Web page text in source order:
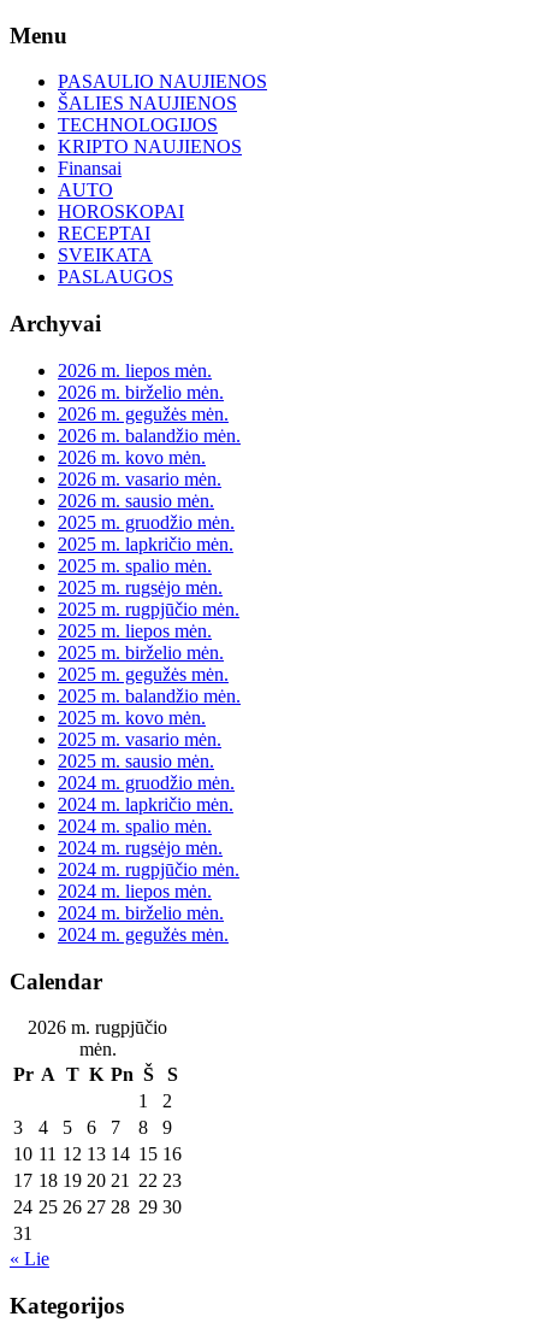
Skip
content
Menu
PASAULIO NAUJIENOS
ŠALIES NAUJIENOS
TECHNOLOGIJOS
KRIPTO NAUJIENOS
Finansai
AUTO
HOROSKOPAI
RECEPTAI
SVEIKATA
PASLAUGOS
Archyvai
2026 m. liepos mėn.
2026 m. birželio mėn.
2026 m. gegužės mėn.
2026 m. balandžio mėn.
2026 m. kovo mėn.
2026 m. vasario mėn.
2026 m. sausio mėn.
2025 m. gruodžio mėn.
2025 m. lapkričio mėn.
2025 m. spalio mėn.
2025 m. rugsėjo mėn.
2025 m. rugpjūčio mėn.
2025 m. liepos mėn.
2025 m. birželio mėn.
2025 m. gegužės mėn.
2025 m. balandžio mėn.
2025 m. kovo mėn.
2025 m. vasario mėn.
2025 m. sausio mėn.
2024 m. gruodžio mėn.
2024 m. lapkričio mėn.
2024 m. spalio mėn.
2024 m. rugsėjo mėn.
2024 m. rugpjūčio mėn.
2024 m. liepos mėn.
2024 m. birželio mėn.
2024 m. gegužės mėn.
Calendar
2026 m. rugpjūčio
mėn.
Pr A T K Pn Š
S
1
2
3
4 5 6 7 8
9
10 11 12 13 14 15 16
17 18 19 20 21 22 23
24 25 26 27 28 29 30
31
« Lie
Kategorijos